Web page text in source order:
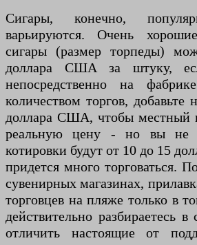
Сигары, конечно,
варьируются. Очень
сигары (размер торпеды)
доллара США за штуку,
непосредственно на
количеством торгов,
доллара США, чтобы местный
реальную цену - но вы не
котировки будут от 10 до 15
придется много торговаться.
сувенирных магазинах,
торговцев на пляже только в
действительно разбираетесь
отличить настоящие от